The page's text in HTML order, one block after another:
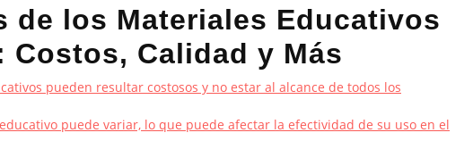
de los Materiales Educativos
Costos, Calidad y Más
pueden resultar costosos y no estar al alcance de todos los
puede variar, lo que puede afectar la efectividad de su uso en el